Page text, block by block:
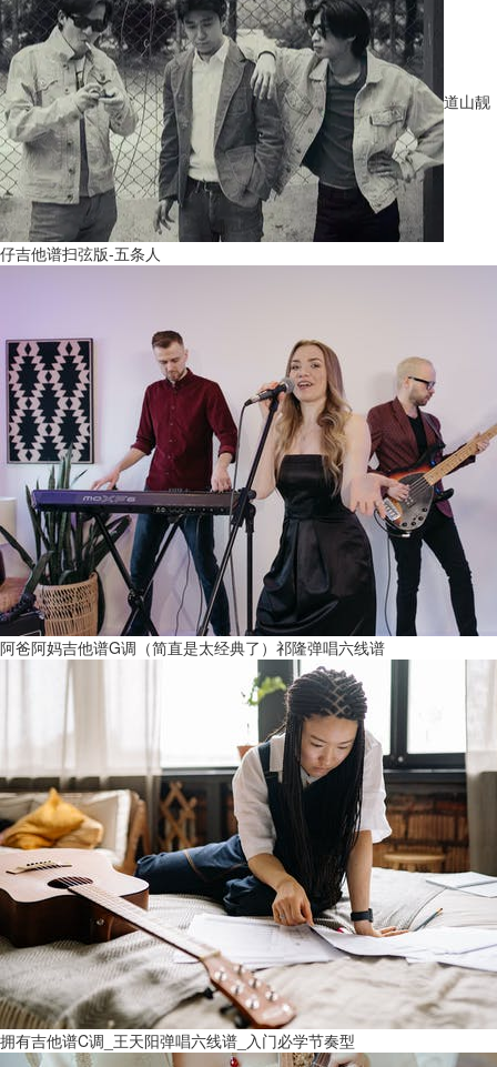
道山靓
仔吉他谱扫弦版-五条人
阿爸阿妈吉他谱G调（简直是太经典了）祁隆弹唱六线谱
拥有吉他谱C调_王天阳弹唱六线谱_入门必学节奏型